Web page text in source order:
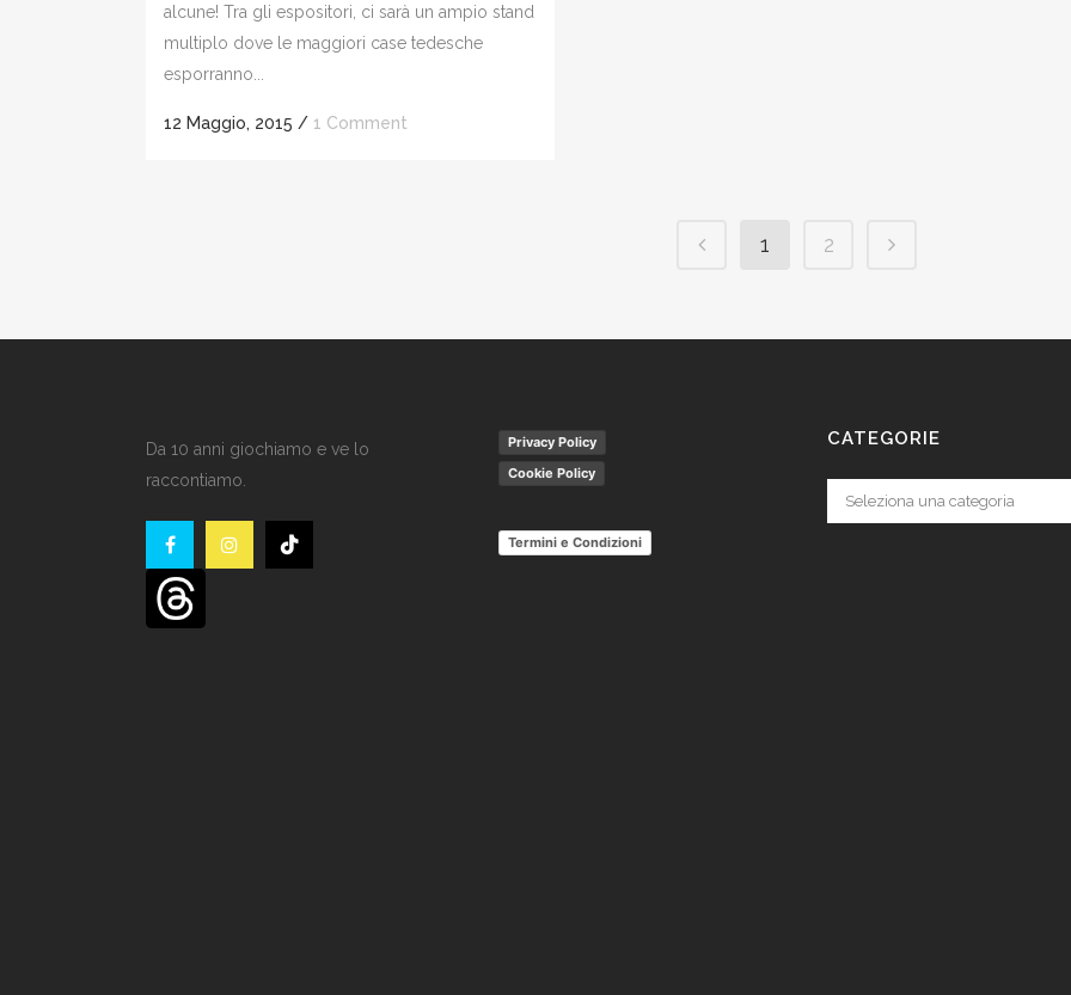
alcune! Tra gli espositori, ci sarà un ampio stand
multiplo dove le maggiori case tedesche
esporranno...
12 Maggio, 2015 / 1 Comment
1 2
Da 10 anni giochiamo e ve lo
raccontiamo.
Privacy Policy
Cookie Policy
Termini e Condizioni
CATEGORIE
Categorie